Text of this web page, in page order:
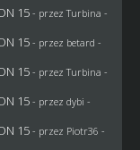
15 - przez Turbina -
15 - przez betard -
15 - przez Turbina -
15 - przez dybi -
15 - przez Piotr36 -